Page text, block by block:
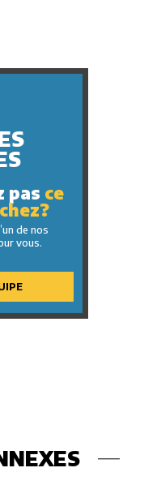
pas ce
de nos
vous.